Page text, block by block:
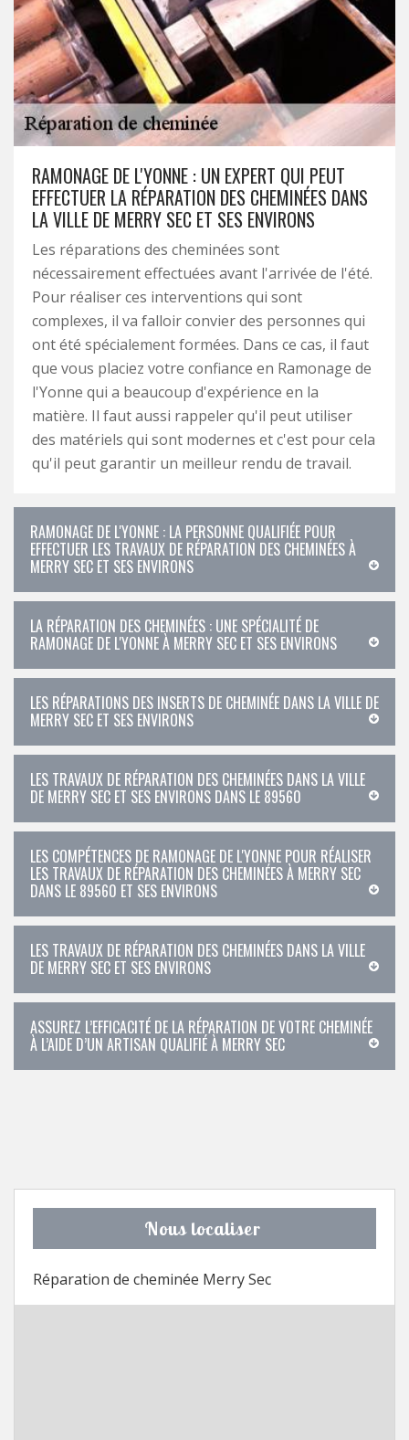
RAMONAGE DE L'YONNE : UN EXPERT QUI PEUT
EFFECTUER LA RÉPARATION DES CHEMINÉES DANS
LA VILLE DE MERRY SEC ET SES ENVIRONS
Les réparations des cheminées sont
nécessairement effectuées avant l'arrivée de l'été.
Pour réaliser ces interventions qui sont
complexes, il va falloir convier des personnes qui
ont été spécialement formées. Dans ce cas, il faut
que vous placiez votre confiance en Ramonage de
l'Yonne qui a beaucoup d'expérience en la
matière. Il faut aussi rappeler qu'il peut utiliser
des matériels qui sont modernes et c'est pour cela
qu'il peut garantir un meilleur rendu de travail.
RAMONAGE DE L'YONNE : LA PERSONNE QUALIFIÉE POUR
EFFECTUER LES TRAVAUX DE RÉPARATION DES CHEMINÉES À
MERRY SEC ET SES ENVIRONS
LA RÉPARATION DES CHEMINÉES : UNE SPÉCIALITÉ DE
RAMONAGE DE L'YONNE À MERRY SEC ET SES ENVIRONS
LES RÉPARATIONS DES INSERTS DE CHEMINÉE DANS LA VILLE DE
MERRY SEC ET SES ENVIRONS
LES TRAVAUX DE RÉPARATION DES CHEMINÉES DANS LA VILLE
DE MERRY SEC ET SES ENVIRONS DANS LE 89560
LES COMPÉTENCES DE RAMONAGE DE L'YONNE POUR RÉALISER
LES TRAVAUX DE RÉPARATION DES CHEMINÉES À MERRY SEC
DANS LE 89560 ET SES ENVIRONS
LES TRAVAUX DE RÉPARATION DES CHEMINÉES DANS LA VILLE
DE MERRY SEC ET SES ENVIRONS
ASSUREZ L’EFFICACITÉ DE LA RÉPARATION DE VOTRE CHEMINÉE
À L’AIDE D’UN ARTISAN QUALIFIÉ À MERRY SEC
Nous localiser
Réparation de cheminée Merry Sec